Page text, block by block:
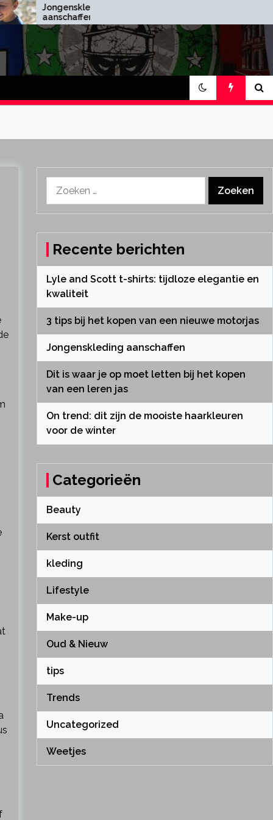
een leren jas
naar:
Recente berichten
Lyle and Scott t-shirts: tijdloze elegantie en
kwaliteit
3 tips bij het kopen van een nieuwe motorjas
Jongenskleding aanschaffen
Dit is waar je op moet letten bij het kopen
van een leren jas
On trend: dit zijn de mooiste haarkleuren
voor de winter
Categorieën
Beauty
Kerst outfit
kleding
Lifestyle
Make-up
Oud & Nieuw
tips
Trends
Uncategorized
Weetjes